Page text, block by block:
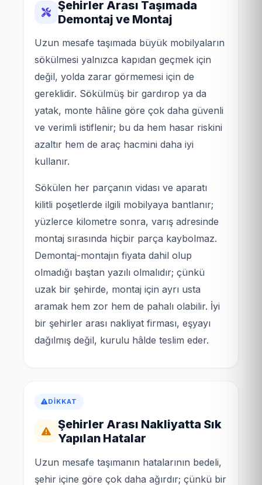
Şehirler Arası Taşımada
Demontaj ve Montaj
Uzun mesafe taşımada büyük mobilyaların
sökülmesi yalnızca kapıdan geçmek için
değil, yolda zarar görmemesi için de
gereklidir. Sökülmüş bir gardırop ya da
yatak, monte hâline göre çok daha güvenli
ve verimli istiflenir; bu da hem hasar riskini
azaltır hem de araç hacmini daha iyi
kullanır.
Sökülen her parçanın vidası ve aparatı
kilitli poşetlerde ilgili mobilyaya bantlanır;
yüzlerce kilometre sonra, varış adresinde
montaj sırasında hiçbir parça kaybolmaz.
Demontaj-montajın fiyata dahil olup
olmadığı baştan yazılı olmalıdır; çünkü
uzak bir şehirde, montaj için ayrı usta
aramak hem zor hem de pahalı olabilir. İyi
bir şehirler arası nakliyat firması, eşyayı
dağılmış değil, kurulu hâlde teslim eder.
DIKKAT
Şehirler Arası Nakliyatta Sık
Yapılan Hatalar
Uzun mesafe taşımanın hatalarının bedeli,
şehir içine göre çok daha ağırdır; çünkü bir